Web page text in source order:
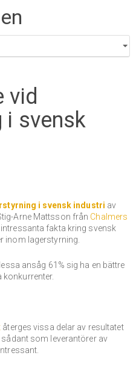
vid
i svensk
i svensk industri av
Arne Mattsson från Chalmers
fakta kring svensk
inom lagerstyrning
ansåg 61% sig ha en bättre
återges vissa delar av resultatet
som leverantörer av